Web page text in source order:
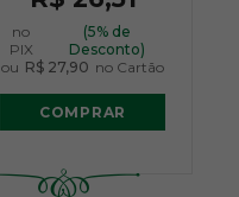
no
PIX
(5% de
Desconto)
ou R$ 27,90 no Cartão
COMPRAR